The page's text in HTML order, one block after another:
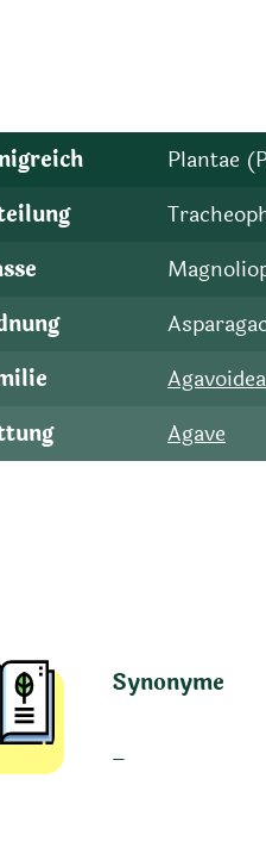
Plantae
Agave
Synonyme
–